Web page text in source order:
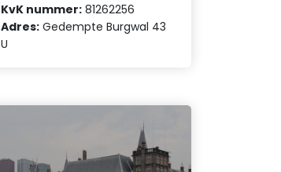
KvK nummer: 81262256
Adres: Gedempte Burgwal 43
U